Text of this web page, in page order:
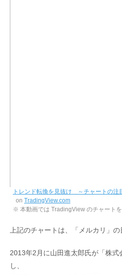
トレンド転換を見抜け ～チャートの注
on TradingView.com
※ 本動画では TradingView のチャート
上記のチャートは、「メルカリ」
2013年2月に山田進太郎氏が「株式
し、